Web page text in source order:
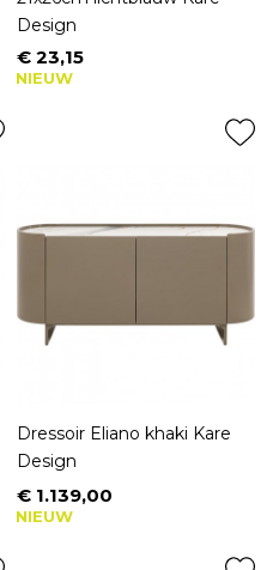
Design
Prijs
€ 23,15
NIEUW
Dressoir Eliano khaki Kare
Design
Prijs
€ 1.139,00
NIEUW